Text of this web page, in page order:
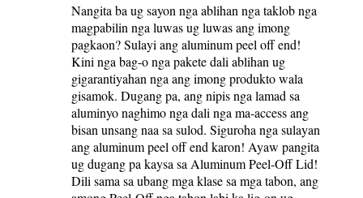
Nangita ba ug sayon ​​nga ablihan nga taklob nga
magpabilin nga luwas ug luwas ang imong
pagkaon? Sulayi ang aluminum peel off end!
Kini nga bag-o nga pakete dali ablihan ug
gigarantiyahan nga ang imong produkto wala
gisamok. Dugang pa, ang nipis nga lamad sa
aluminyo naghimo nga dali nga ma-access ang
bisan unsang naa sa sulod. Siguroha nga sulayan
ang aluminum peel off end karon! Ayaw pangita
ug dugang pa kaysa sa Aluminum Peel-Off Lid!
Dili sama sa ubang mga klase sa mga tabon, ang